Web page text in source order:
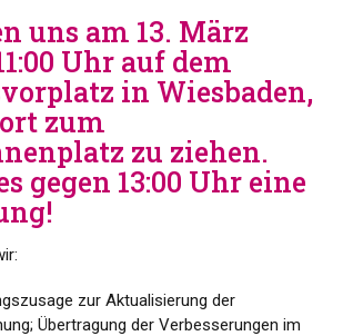
uns am 13. März
Uhr auf dem
in Wiesbaden,
zum
zu ziehen.
gegen 13:00 Uhr eine
zur Aktualisierung der
Übertragung der Verbesserungen im